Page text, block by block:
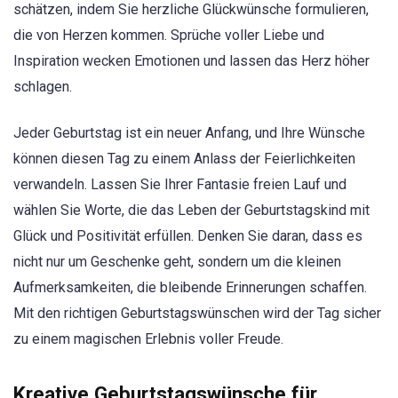
schätzen, indem Sie herzliche Glückwünsche formulieren,
die von Herzen kommen. Sprüche voller Liebe und
Inspiration wecken Emotionen und lassen das Herz höher
schlagen.
Jeder Geburtstag ist ein neuer Anfang, und Ihre Wünsche
können diesen Tag zu einem Anlass der Feierlichkeiten
verwandeln. Lassen Sie Ihrer Fantasie freien Lauf und
wählen Sie Worte, die das Leben der Geburtstagskind mit
Glück und Positivität erfüllen. Denken Sie daran, dass es
nicht nur um Geschenke geht, sondern um die kleinen
Aufmerksamkeiten, die bleibende Erinnerungen schaffen.
Mit den richtigen Geburtstagswünschen wird der Tag sicher
zu einem magischen Erlebnis voller Freude.
Kreative Geburtstagswünsche für